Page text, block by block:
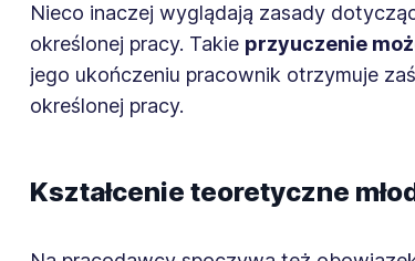
Nieco inaczej wyglądają zasady
określonej pracy. Takie przyuczenie
jego ukończeniu pracownik otrzymuje
określonej pracy.
Kształcenie teoretyczne